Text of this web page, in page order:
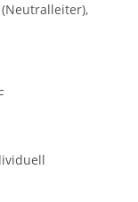
(Neutralleiter),